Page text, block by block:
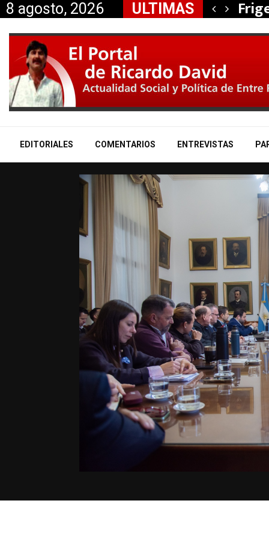
8 agosto, 2026 ULTIMAS
Miranda anunció…
EDITORIALES COMENTARIOS ENTREVISTAS